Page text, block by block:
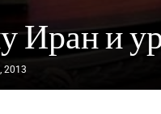
Иран и
2013